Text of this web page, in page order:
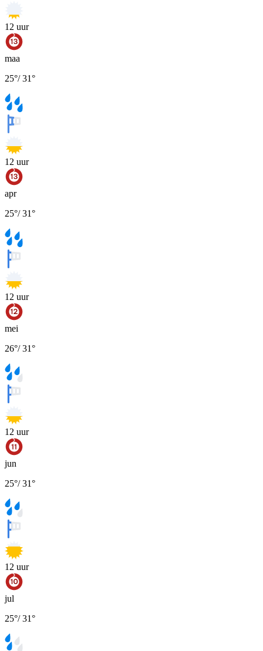
12 uur
maa
25°/31°
12 uur
apr
25°/31°
12 uur
mei
26°/31°
12 uur
jun
25°/31°
12 uur
jul
25°/31°